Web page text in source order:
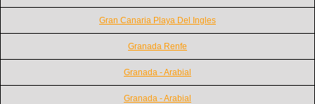
Gran Canaria Playa Del Ingles
Granada Renfe
Granada - Arabial
Granada - Arabial